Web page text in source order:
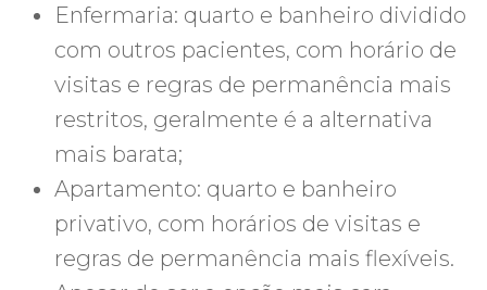
Enfermaria: quarto e banheiro dividido
com outros pacientes, com horário de
visitas e regras de permanência mais
restritos, geralmente é a alternativa
mais barata;
Apartamento: quarto e banheiro
privativo, com horários de visitas e
regras de permanência mais flexíveis.